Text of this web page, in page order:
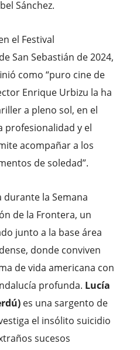
Sánchez.
el Festival
San Sebastián de 2024,
como “puro cine de
Enrique Urbizu la ha
a pleno sol, en el
profesionalidad y el
acompañar a los
de soledad”.
la Semana
de la Frontera, un
junto a la base área
donde conviven
de vida americana con
profunda. Lucía
es una sargento de
el insólito suicidio
sucesos